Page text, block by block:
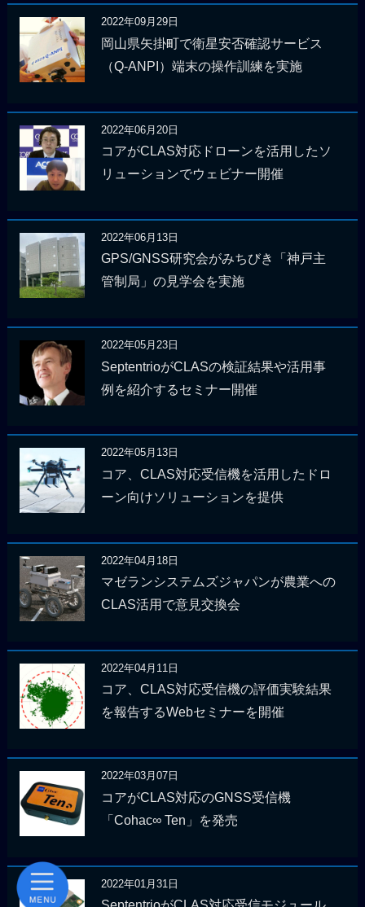
2022年09月29日
岡山県矢掛町で衛星安否確認サービス
（Q-ANPI）端末の操作訓練を実施
2022年06月20日
コアがCLAS対応ドローンを活用したソ
リューションでウェビナー開催
2022年06月13日
GPS/GNSS研究会がみちびき「神戸主
管制局」の見学会を実施
2022年05月23日
SeptentrioがCLASの検証結果や活用事
例を紹介するセミナー開催
2022年05月13日
コア、CLAS対応受信機を活用したドロ
ーン向けソリューションを提供
2022年04月18日
マゼランシステムズジャパンが農業への
CLAS活用で意見交換会
2022年04月11日
コア、CLAS対応受信機の評価実験結果
を報告するWebセミナーを開催
2022年03月07日
コアがCLAS対応のGNSS受信機
「Cohac∞ Ten」を発売
2022年01月31日